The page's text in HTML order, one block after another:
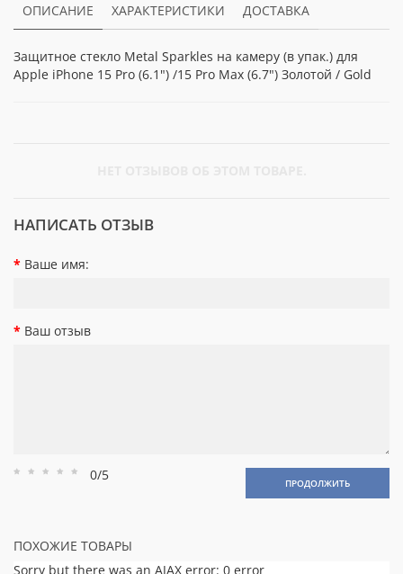
ОПИСАНИЕ ХАРАКТЕРИСТИКИ ДОСТАВКА
Защитное стекло Metal Sparkles на камеру (в упак.) для
Apple iPhone 15 Pro (6.1") /15 Pro Max (6.7") Золотой / Gold
НАПИСАТЬ ОТЗЫВ
Ваше имя:
Ваш отзыв
Рейтинг
Рейтинг
Рейтинг
Рейтинг
Рейтинг
0/5 ПРОДОЛЖИТЬ
ПОХОЖИЕ ТОВАРЫ
Sorry but there was an AJAX error: 0 error